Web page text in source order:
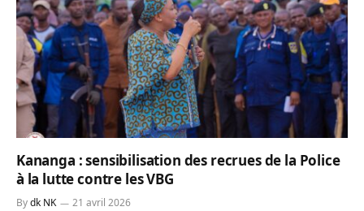
Kananga : sensibilisation des recrues de la Police
à la lutte contre les VBG
Bydk NK 21 avril 2026